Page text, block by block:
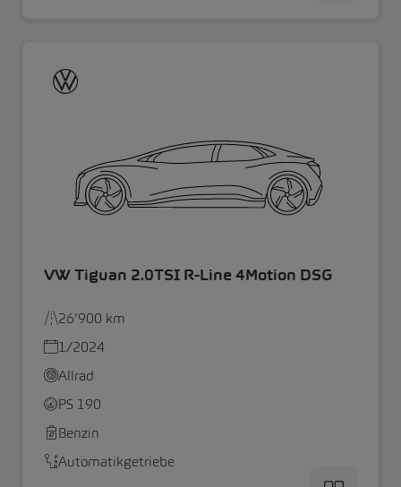
VW Tiguan 2.0TSI R-Line 4Motion DSG
26’900 km
1/2024
Allrad
PS 190
Benzin
Automatikgetriebe